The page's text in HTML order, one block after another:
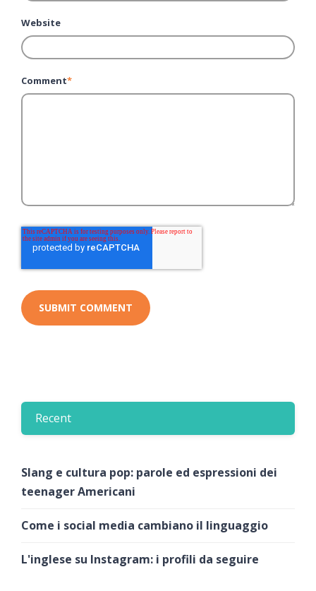
Website
Comment*
Recent
Slang e cultura pop: parole ed espressioni dei
teenager Americani
Come i social media cambiano il linguaggio
L'inglese su Instagram: i profili da seguire